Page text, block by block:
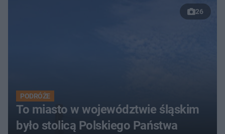
26
PODRÓŻE
To miasto w województwie śląskim
było stolicą Polskiego Państwa